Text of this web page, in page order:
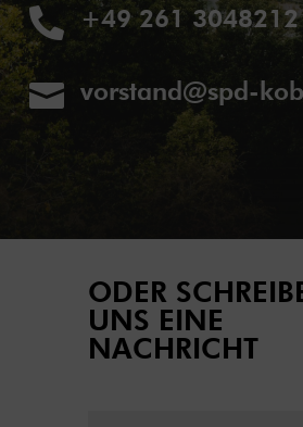
 +49 261 3048212
 vorstand@spd-
ODER
UNS EINE
NACHRICHT